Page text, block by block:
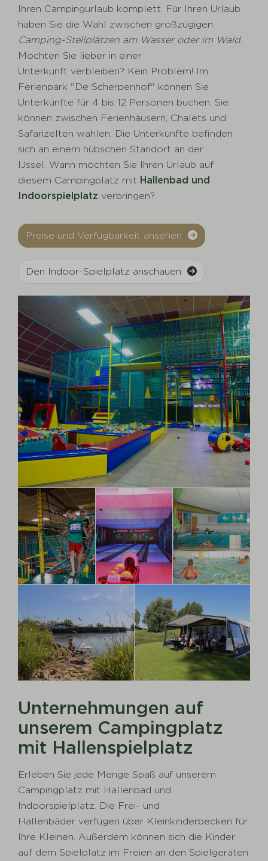
Ihren Campingurlaub komplett. Für Ihren Urlaub
haben Sie die Wahl zwischen großzügigen
Camping-Stellplätzen am Wasser oder im Wald.
Möchten Sie lieber in einer
Unterkunft verbleiben? Kein Problem! Im
Ferienpark "De Scherpenhof" können Sie
Unterkünfte für 4 bis 12 Personen buchen. Sie
können zwischen Ferienhäusern, Chalets und
Safarizelten wählen. Die Unterkünfte befinden
sich an einem hübschen Standort an der
IJssel. Wann möchten Sie Ihren Urlaub auf
diesem Campingplatz mit Hallenbad und
Indoorspielplatz verbringen?
Preise und Verfügbarkeit ansehen
Den Indoor-Spielplatz anschauen
Unternehmungen auf
unserem Campingplatz
mit Hallenspielplatz
Erleben Sie jede Menge Spaß auf unserem
Campingplatz mit Hallenbad und
Indoorspielplatz. Die Frei- und
Hallenbäder verfügen über Kleinkinderbecken für
Ihre Kleinen. Außerdem können sich die Kinder
auf dem Spielplatz im Freien an den Spielgeräten